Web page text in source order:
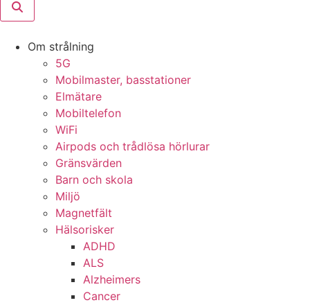
Om strålning
5G
Mobilmaster, basstationer
Elmätare
Mobiltelefon
WiFi
Airpods och trådlösa hörlurar
Gränsvärden
Barn och skola
Miljö
Magnetfält
Hälsorisker
ADHD
ALS
Alzheimers
Cancer